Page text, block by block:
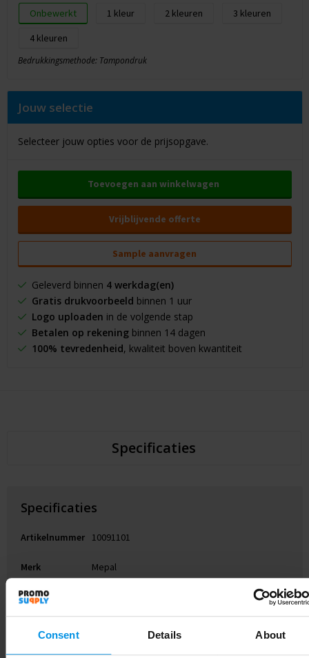
Consent Details About
Onbewerkt 1 2
3
4
Bedrukkingsmethode: Tampondruk
Jouw selectie
Selecteer jouw opties voor de prijsopgave.
Toevoegen aan winkelwagen
Vrijblijvende offerte
Sample aanvragen
Geleverd binnen 4 werkdag(en)
Gratis drukvoorbeeld binnen 1 uur
Logo uploaden in de volgende stap
Betalen op rekeningbinnen 14 dagen
100% tevredenheid, kwaliteit boven kwantiteit
Specificaties
Specificaties
Artikelnummer 10091101
Merk Mepal
Gewicht
Materiaal